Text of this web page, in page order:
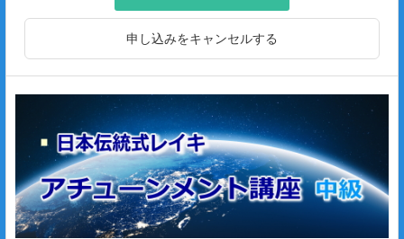
申し込みをキャンセルする